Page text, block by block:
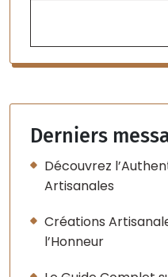
Derniers
Découvrez
Artisanales
Créations
l’Honneur